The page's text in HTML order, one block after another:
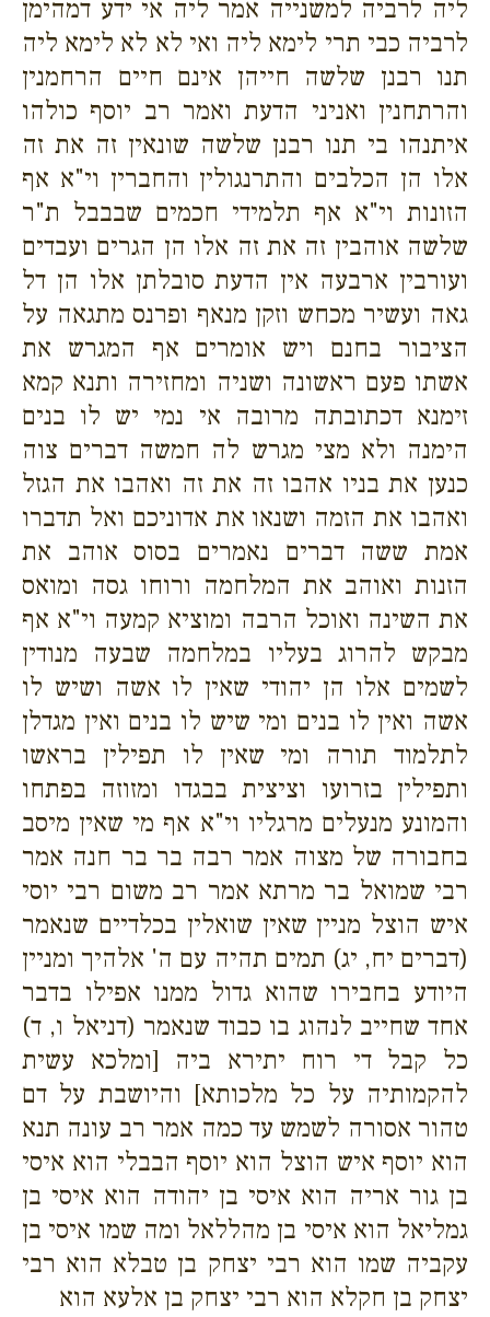
ליה לרביה למשנייה אמר ליה אי ידע דמהימן
לרביה כבי תרי לימא ליה ואי לא לא לימא ליה
תנו רבנן שלשה חייהן אינם חיים הרחמנין
והרתחנין ואניני הדעת ואמר רב יוסף כולהו
איתנהו בי תנו רבנן שלשה שונאין זה את זה
אלו הן הכלבים והתרנגולין והחברין וי"א אף
הזונות וי"א אף תלמידי חכמים שבבבל ת"ר
שלשה אוהבין זה את זה אלו הן הגרים ועבדים
ועורבין ארבעה אין הדעת סובלתן אלו הן דל
גאה ועשיר מכחש וזקן מנאף ופרנס מתגאה על
הציבור בחנם ויש אומרים אף המגרש את
אשתו פעם ראשונה ושניה ומחזירה ותנא קמא
זימנא דכתובתה מרובה אי נמי יש לו בנים
הימנה ולא מצי מגרש לה חמשה דברים צוה
כנען את בניו אהבו זה את זה ואהבו את הגזל
ואהבו את הזמה ושנאו את אדוניכם ואל תדברו
אמת ששה דברים נאמרים בסוס אוהב את
הזנות ואוהב את המלחמה ורוחו גסה ומואס
את השינה ואוכל הרבה ומוציא קמעה וי"א אף
מבקש להרוג בעליו במלחמה שבעה מנודין
לשמים אלו הן יהודי שאין לו אשה ושיש לו
אשה ואין לו בנים ומי שיש לו בנים ואין מגדלן
לתלמוד תורה ומי שאין לו תפילין בראשו
ותפילין בזרועו וציצית בבגדו ומזוזה בפתחו
והמונע מנעלים מרגליו וי"א אף מי שאין מיסב
בחבורה של מצוה אמר רבה בר בר חנה אמר
רבי שמואל בר מרתא אמר רב משום רבי יוסי
איש הוצל מניין שאין שואלין בכלדיים שנאמר
(דברים יח, יג) תמים תהיה עם ה' אלהיך ומניין
היודע בחבירו שהוא גדול ממנו אפילו בדבר
אחד שחייב לנהוג בו כבוד שנאמר (דניאל ו, ד)
כל קבל די רוח יתירא ביה [ומלכא עשית
להקמותיה על כל מלכותא] והיושבת על דם
טהור אסורה לשמש עד כמה אמר רב עונה תנא
הוא יוסף איש הוצל הוא יוסף הבבלי הוא איסי
בן גור אריה הוא איסי בן יהודה הוא איסי בן
גמליאל הוא איסי בן מהללאל ומה שמו איסי בן
עקביה שמו הוא רבי יצחק בן טבלא הוא רבי
יצחק בן חקלא הוא רבי יצחק בן אלעא הוא